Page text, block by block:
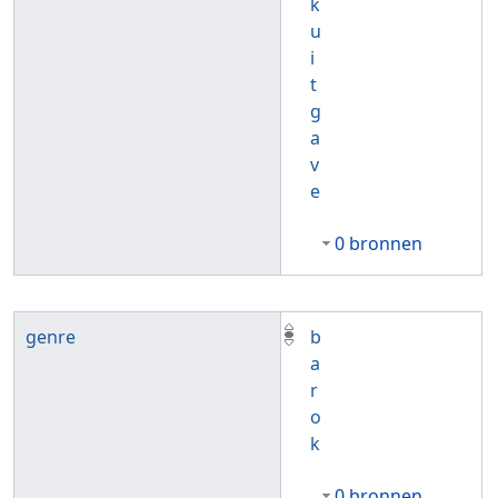
u
i
t
g
a
v
e
0 bronnen
genre
b
a
r
o
k